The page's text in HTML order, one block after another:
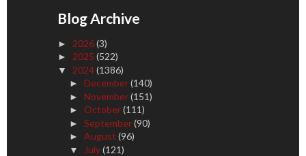
Blog Archive
► 2026(3)
► 2025 (522)
▼ 2024(1386)
► December(140)
► November(151)
► October(111)
► September(90)
► August (96)
▼ July(121)